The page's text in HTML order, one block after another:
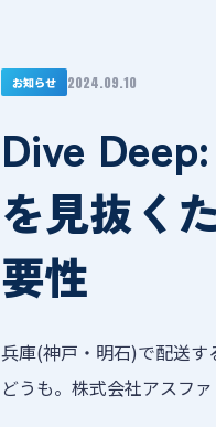
お知らせ 2024.09.10
Dive
を見抜く
要性
兵庫(神戸・明石)で配送す
どうも。株式会社アスファ